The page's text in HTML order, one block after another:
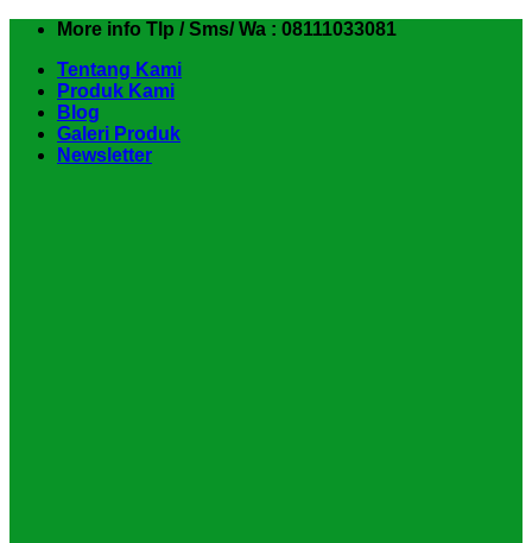
Skip
content
More info Tlp / Sms/ Wa : 08111033081
Tentang Kami
Produk Kami
Blog
Galeri Produk
Newsletter